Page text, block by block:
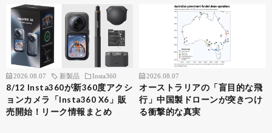
2026.08.07 新製品 Insta360
8/12 Insta360が新360度アクシ
ョンカメラ「Insta360 X6」販
売開始！リーク情報まとめ
2026.08.07
オーストラリアの「盲目的な飛
行」中国製ドローンが突きつけ
る衝撃的な真実